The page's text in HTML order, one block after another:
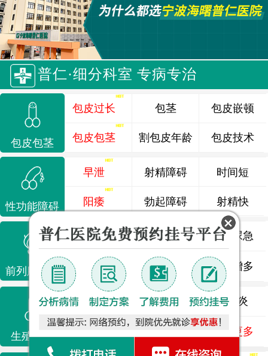
普仁·细分科室 专病专治
包皮包茎
包皮过长
包皮包茎
包茎
割包皮年龄
包皮嵌顿
包皮技术
性功能障碍
早泄
阳痿
射精障碍
勃起障碍
时间短
射精快
前列腺疾病
前列腺炎 前列腺痛 尿频尿急
前列腺增生 排尿不畅 夜尿增多
生殖感染
龟头炎 睾丸炎 尿道炎
了解更多